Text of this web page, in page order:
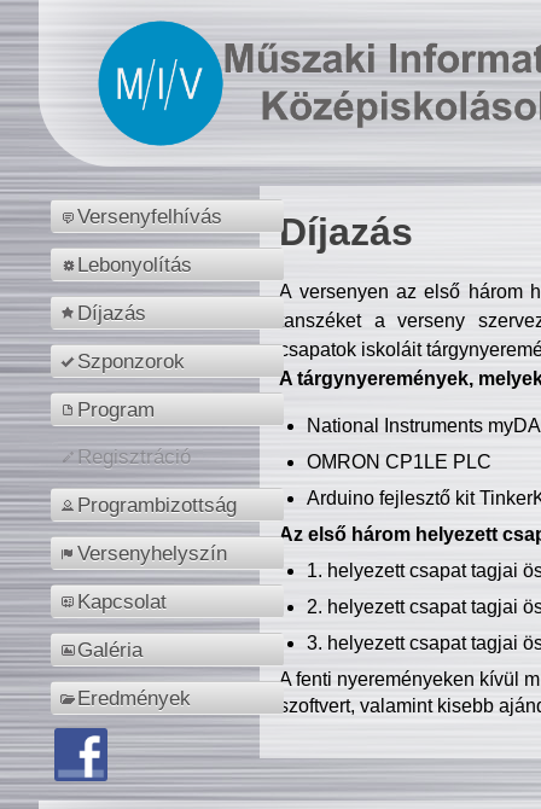
Versenyfelhívás
Lebonyolítás
Díjazás
Szponzorok
Program
Regisztráció
Programbizottság
Versenyhelyszín
Kapcsolat
Galéria
Eredmények
Díjazás
A versenyen az első három
tanszéket a verseny
csapatok iskoláit
A tárgynyeremények,
National Instruments
OMRON CP1LE PLC
Arduino fejlesztő kit
Az első három helyezett
1. helyezett csapat tagjai
2. helyezett csapat tagjai
3. helyezett csapat tagjai
A fenti nyereményeken kívül
szoftvert, valamint kisebb